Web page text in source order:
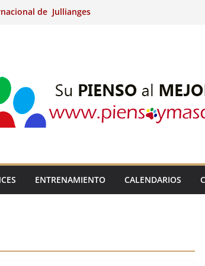
de Jullianges
de Jullianges
ENTRENAMIENTO CALENDARIOS